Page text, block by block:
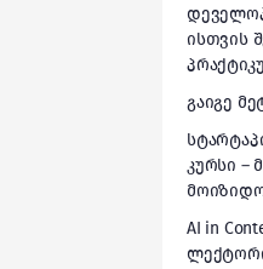
ისთვის
გაიგე
კურსი –
მოიზიდო
AI in